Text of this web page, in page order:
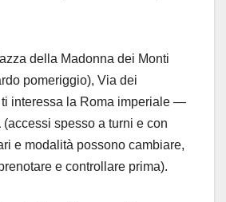
della Madonna dei Monti
pomeriggio), Via dei
interessa la Roma imperiale —
(accessi spesso a turni e con
e modalità possono cambiare,
e controllare prima).